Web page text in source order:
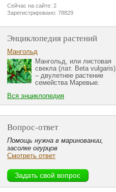
Сейчас на сайте: 2
Зарегистрировано: 78829
Энциклопедия растений
Мангольд
Мангольд, или листовая
свекла (лат. Beta vulgaris)
– двулетнее растение
семейства Маревые.
Вся энциклопедия
Вопрос-ответ
Помощь нужна в мариновании,
засолке огурцов
Смотреть ответ